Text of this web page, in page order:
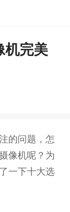
机完美
的问题，怎
像机呢？为
一下十大选